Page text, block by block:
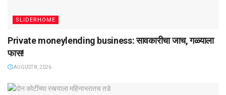
SLIDERHOME
Private moneylending business: सावकारीचा जाच, गळ्याला
फास!
AUGUST 8, 2026